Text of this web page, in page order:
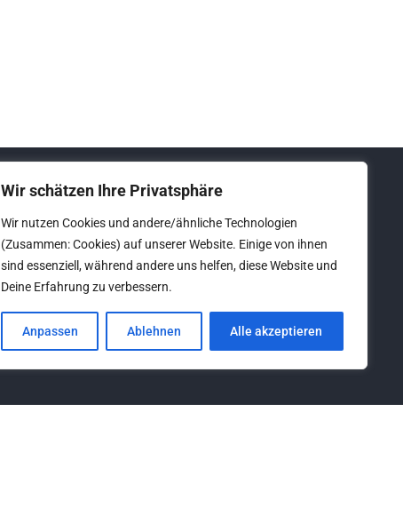
Wir schätzen Ihre Privatsphäre
Wir nutzen Cookies und andere/ähnliche Technologien
(Zusammen: Cookies) auf unserer Website. Einige von ihnen
sind essenziell, während andere uns helfen, diese Website und
Deine Erfahrung zu verbessern.
Anpassen Ablehnen Alle akzeptieren
Folgen Sie uns: